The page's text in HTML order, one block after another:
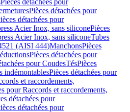
Pièces détachées pour
Pièces détachées pour
détachées pour
Acier Inox, sans siliconePièces
Acier Inox, sans siliconeTubes
(AISI 444)ManchonsPièces
Pièces détachées pour
pour CoudesTésPièces
indémontablesPièces détachées pour
et raccordements,
pour Raccords et raccordements,
détachées pour
détachées pour